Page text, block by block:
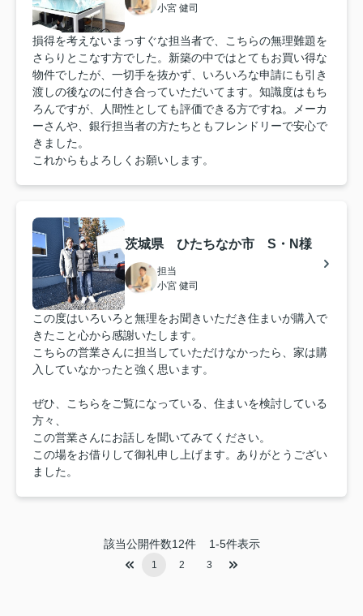
小宮 健司
損得を考えないまっすぐな担当者で、こちらの無理難題を
さらりとこなす方でした。新築の中ではとてもお買い得な
物件でしたが、一切手を抜かず、いろいろな申請にも引き
渡しの後なのに付き合っていただいてます。知識度はもち
ろんですが、人間性としても評価できる方ですね。メーカ
ーさんや、銀行担当者の方たちともフレンドリーで安心で
きました。
これからもよろしくお願いします。
茨城県 ひたちなか市 S・N様
担当
小宮 健司
この度はいろいろと無理をお聞きいただき住まいが購入で
きたこと心から感謝いたします。
こちらの営業さんに担当していただけなかったら、家は購
入していなかったと強く思います。
ぜひ、こちらをご覧になっている、住まいを検討している
方々、
この営業さんにお話しを聞いてみてください。
この場をお借りして御礼申し上げます。ありがとうござい
ました。
該当公開件数12件1-5件表示
1 2 3